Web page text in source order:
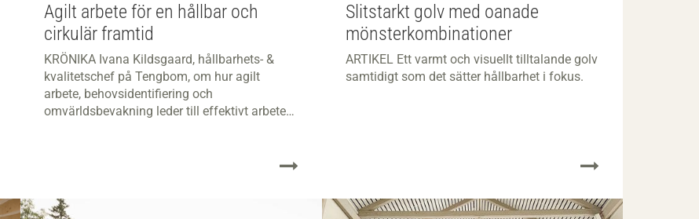
Agilt arbete för en hållbar och
cirkulär framtid
KRÖNIKA Ivana Kildsgaard, hållbarhets- &
kvalitetschef på Tengbom, om hur agilt
arbete, behovsidentifiering och
omvärldsbevakning leder till effektivt arbete
Slitstarkt golv med oanade
mönsterkombinationer
ARTIKEL Ett varmt och visuellt tilltalande golv
samtidigt som det sätter hållbarhet i fokus.